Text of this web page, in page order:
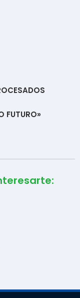
FUTURO»